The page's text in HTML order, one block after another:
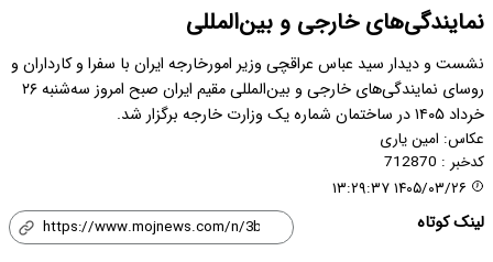
نمایندگی‌های خارجی و بین‌المللی
نشست و دیدار سید عباس عراقچی وزیر امورخارجه ایران با سفرا و کارداران و
روسای نمایندگی‌های خارجی و بین‌المللی مقیم ایران صبح امروز سه‌شنبه ۲۶
خرداد ۱۴۰۵ در ساختمان شماره یک وزارت خارجه برگزار شد.
عکاس: امین یاری
کدخبر : 712870
لینک کوتاه